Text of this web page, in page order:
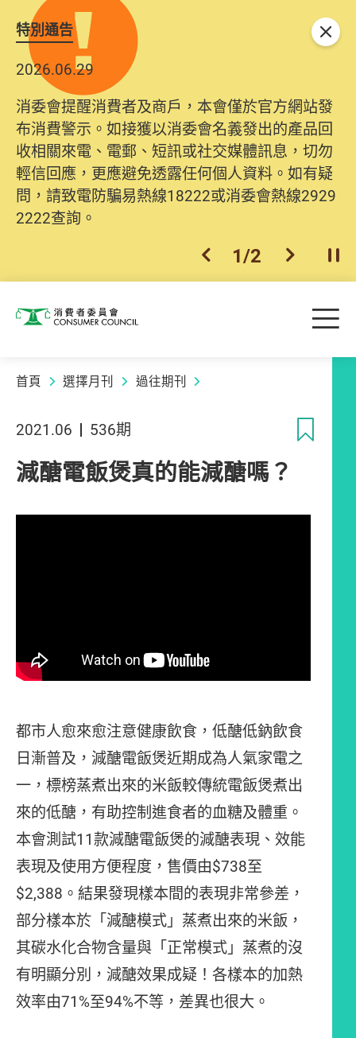
特別通告
2026.06.29
消委會提醒消費者及商戶，本會僅於官方網站發
布消費警示。如接獲以消委會名義發出的產品回
收相關來電、電郵、短訊或社交媒體訊息，切勿
輕信回應，更應避免透露任何個人資料。如有疑
問，請致電防騙易熱線18222或消委會熱線2929
2222查詢。
上一個
1/2 下一個開
關閉
消費者委員會 目
首頁 選擇月刊 過往期刊
2021.06 536期
減醣電飯煲真的能減醣嗎？
都市人愈來愈注意健康飲食，低醣低鈉飲食
日漸普及，減醣電飯煲近期成為人氣家電之
一，標榜蒸煮出來的米飯較傳統電飯煲煮出
來的低醣，有助控制進食者的血糖及體重。
本會測試11款減醣電飯煲的減醣表現、效能
表現及使用方便程度，售價由$738至
$2,388。結果發現樣本間的表現非常參差，
部分樣本於「減醣模式」蒸煮出來的米飯，
其碳水化合物含量與「正常模式」蒸煮的沒
有明顯分別，減醣效果成疑！各樣本的加熱
效率由71%至94%不等，差異也很大。